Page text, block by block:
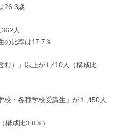
歳
人
率は17.7％
」以上が1,410人（構成比
各種学校受講生」が１,450人
比3.8％）